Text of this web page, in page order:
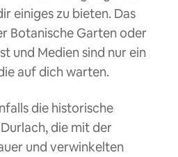
einiges zu bieten. Das
Botanische Garten oder
und Medien sind nur ein
auf dich warten.
die historische
die mit der
und verwinkelten